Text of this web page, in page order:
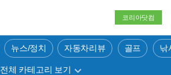
코리아닷컴
뉴스/정치 자동차리뷰 골프 낚
전체 카테고리 보기